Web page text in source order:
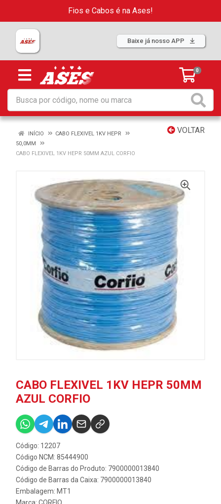
Fios e Cabos é na Ases!
Baixe já nosso APP
0
VOLTAR
INÍCIO
CABO FLEXIVEL 1KV HEPR
50,0MM
CABO FLEXIVEL 1KV HEPR 50MM AZUL CORFIO
CABO FLEXIVEL 1KV HEPR 50MM
AZUL CORFIO
Código: 12207
Código NCM: 85444900
Código de Barras do Produto: 7900000013840
Código de Barras da Caixa: 7900000013840
Embalagem: MT1